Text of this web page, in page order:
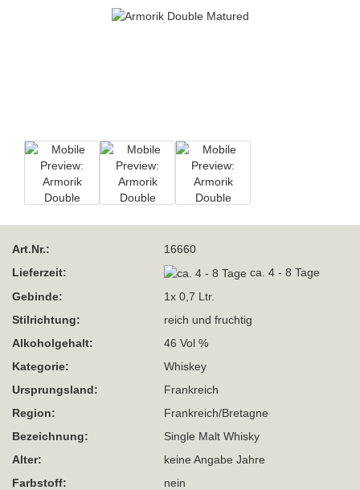
Art.Nr.:
16660
Lieferzeit:
ca. 4 - 8 Tage
Gebinde:
1x 0,7 Ltr.
Stilrichtung:
reich und fruchtig
Alkoholgehalt:
46 Vol %
Kategorie:
Whiskey
Ursprungsland:
Frankreich
Region:
Frankreich/Bretagne
Bezeichnung:
Single Malt Whisky
Alter:
keine Angabe Jahre
Farbstoff:
nein